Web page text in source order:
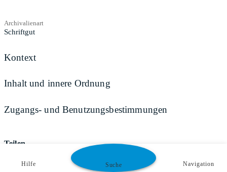
Archivalienart
Schriftgut
Kontext
Inhalt und innere Ordnung
Zugangs- und Benutzungsbestimmungen
Teilen
Hilfe Suche Navigation